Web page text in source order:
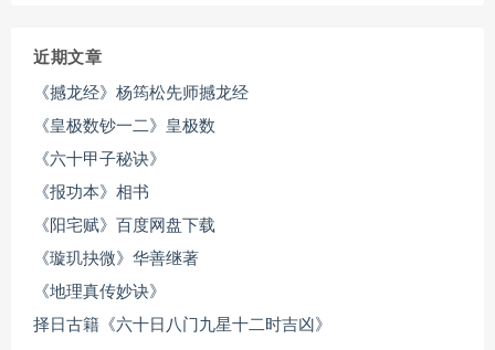
近期文章
《撼龙经》杨筠松先师撼龙经
《皇极数钞一二》皇极数
《六十甲子秘诀》
《报功本》相书
《阳宅赋》百度网盘下载
《璇玑抉微》华善继著
《地理真传妙诀》
择日古籍《六十日八门九星十二时吉凶》